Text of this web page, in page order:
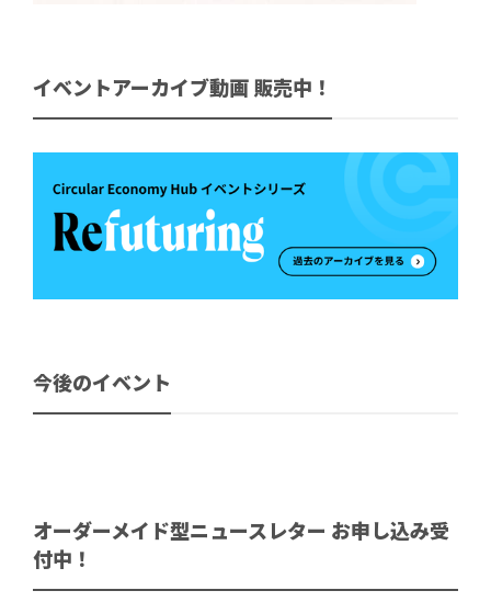
イベントアーカイブ動画 販売中！
今後のイベント
オーダーメイド型ニュースレター お申し込み受
付中！